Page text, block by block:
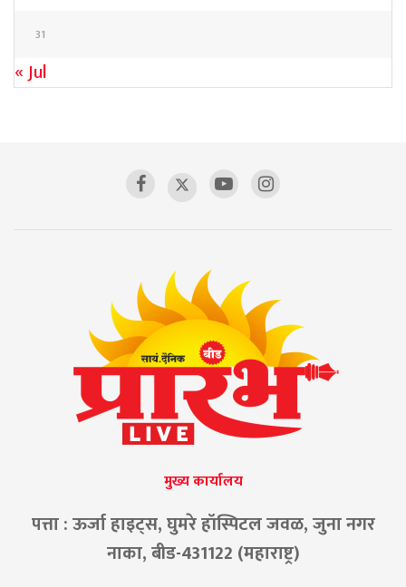
31
« Jul
मुख्य कार्यालय
पत्ता : ऊर्जा हाइट्स, घुमरे हॉस्पिटल जवळ, जुना नगर
नाका, बीड-431122 (महाराष्ट्र)